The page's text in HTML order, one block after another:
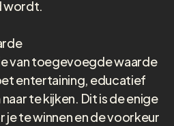
wordt.
van toegevoegde waarde
entertaining, educatief
te kijken. Dit is de enige
je te winnen en de voorkeur